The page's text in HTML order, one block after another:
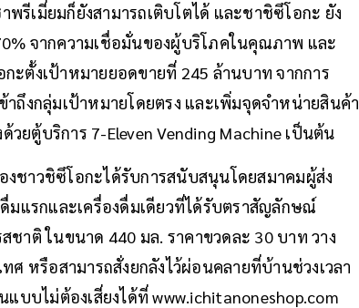
รีเมี่ยมก็ยังสามารถเติบโตได้ และชาชิซึโอกะ ยัง
จากความเชื่อมั่นของผู้บริโภคในคุณภาพ และ
ตั้งเป้าหมายยอดขายที่ 245 ล้านบาท จากการ
ถึงกลุ่มเป้าหมายโดยตรง และเพิ่มจุดจำหน่ายสินค้า
ยตู้บริการ 7-Eleven Vending Machine เป็นต้น
ชาวชิซึโอกะได้รับการสนับสนุนโดยสมาคมผู้ส่ง
มแรกและเครื่องดื่มเดียวที่ได้รับตราสัญลักษณ์
าติ ในขนาด 440 มล. ราคาขวดละ 30 บาท วาง
หรือสามารถสั่งยกลังไว้ผ่อนคลายที่บ้านช่วงเวลา
บบไม่ต้องเสี่ยงได้ที่ www.ichitanoneshop.com